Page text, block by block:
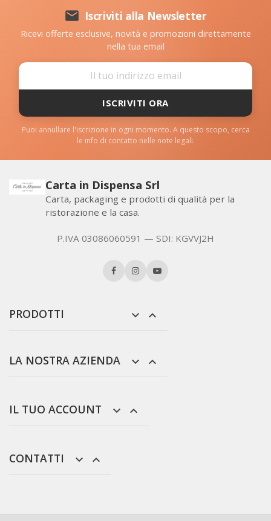
 Iscriviti alla Newsletter
Ricevi offerte esclusive, novità e promozioni direttamente
nella tua email
ISCRIVITI ORA
Puoi annullare l'iscrizione in ogni momento. A questo scopo, cerca
le info di contatto nelle note legali.
Carta in Dispensa Srl
Carta, packaging e prodotti di qualità per la
ristorazione e la casa.
P.IVA 03086060591 — SDI: KGVVJ2H
PRODOTTI  
LA NOSTRA AZIENDA  
IL TUO ACCOUNT  
CONTATTI  